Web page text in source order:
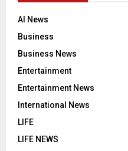
AI News
Business
Business News
Entertainment
Entertainment News
International News
LIFE
LIFE NEWS